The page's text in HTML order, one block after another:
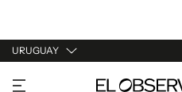
URUGUAY
URUGUAY